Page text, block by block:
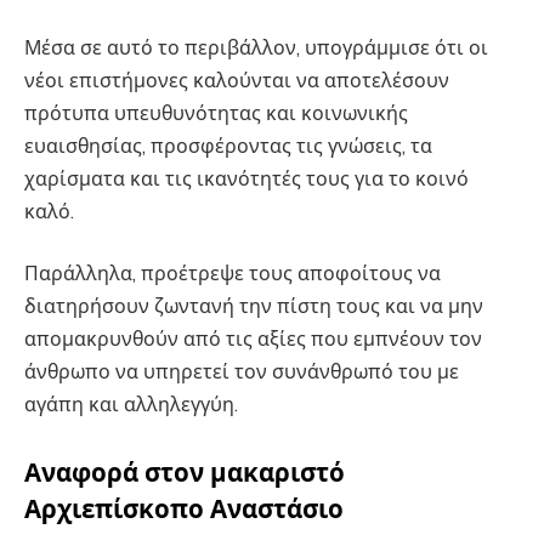
Μέσα σε αυτό το περιβάλλον, υπογράμμισε ότι οι
νέοι επιστήμονες καλούνται να αποτελέσουν
πρότυπα υπευθυνότητας και κοινωνικής
ευαισθησίας, προσφέροντας τις γνώσεις, τα
χαρίσματα και τις ικανότητές τους για το κοινό
καλό.
Παράλληλα, προέτρεψε τους αποφοίτους να
διατηρήσουν ζωντανή την πίστη τους και να μην
απομακρυνθούν από τις αξίες που εμπνέουν τον
άνθρωπο να υπηρετεί τον συνάνθρωπό του με
αγάπη και αλληλεγγύη.
Αναφορά στον μακαριστό
Αρχιεπίσκοπο Αναστάσιο